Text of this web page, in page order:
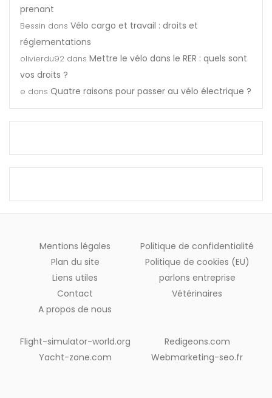
prenant
Bessin dans Vélo cargo et travail : droits et
réglementations
olivierdu92 dans Mettre le vélo dans le RER : quels sont
vos droits ?
e dans Quatre raisons pour passer au vélo électrique ?
Mentions légales
Plan du site
Liens utiles
Contact
A propos de nous
Politique de confidentialité
Politique de cookies (EU)
parlons entreprise
Vétérinaires
Flight-simulator-world.org
Yacht-zone.com
Redigeons.com
Webmarketing-seo.fr